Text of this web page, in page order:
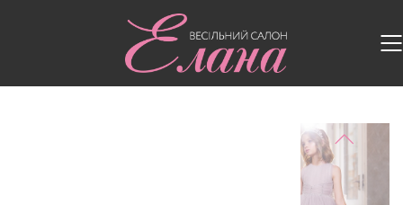
Дитячі сукні/Дитяча сукня 3434